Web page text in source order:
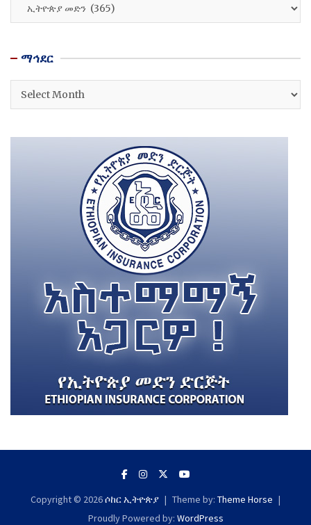
ማኅደር
ማኅደር
Copyright © 2026ሶከር ኢትዮጵያ Theme by: Theme Horse
Proudly Powered by: WordPress